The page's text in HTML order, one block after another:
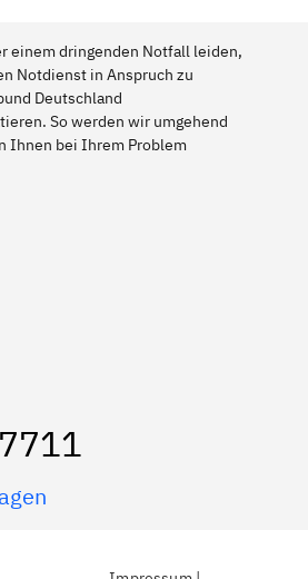
einem dringenden Notfall leiden,
Notdienst in Anspruch zu
Deutschland
So werden wir umgehend
Ihnen bei Ihrem Problem